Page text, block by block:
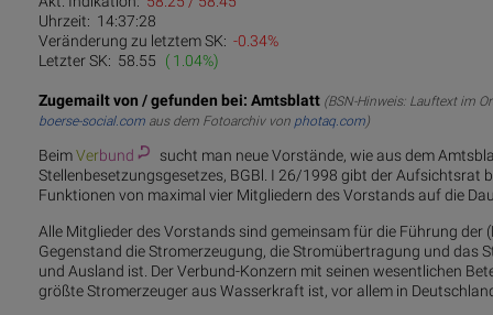
Uhrzeit: 14:37:28
Veränderung zu letztem SK: -0.34%
Letzter SK: 58.55 ( 1.04%)
Zugemailt von / gefunden bei: Amtsblatt (BSN-Hinweis: Lauftext im
boerse-social.com aus dem Fotoarchiv von photaq.com)
BeimVerbund
sucht man neue Vorstände, wie aus dem
Stellenbesetzungsgesetzes, BGBl. I 26/1998 gibt der Aufsichtsrat
Funktionen von maximal vier Mitgliedern des Vorstands auf die
Alle Mitglieder des Vorstands sind gemeinsam für die Führung
Gegenstand die Stromerzeugung, die Stromübertragung und das
und Ausland ist. Der Verbund-Konzern mit seinen wesentlichen
größte Stromerzeuger aus Wasserkraft ist, vor allem in